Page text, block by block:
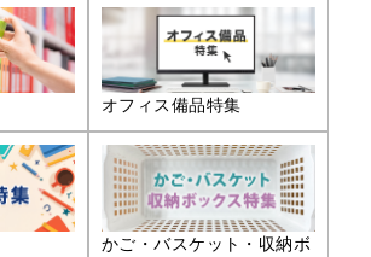
オフィス備品特集
かご・バスケット・収納ボ